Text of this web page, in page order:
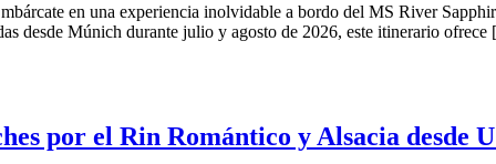
en una experiencia inolvidable a bordo del MS River
desde Múnich durante julio y agosto de 2026, este itinerario
por el Rin Romántico y Alsacia desde